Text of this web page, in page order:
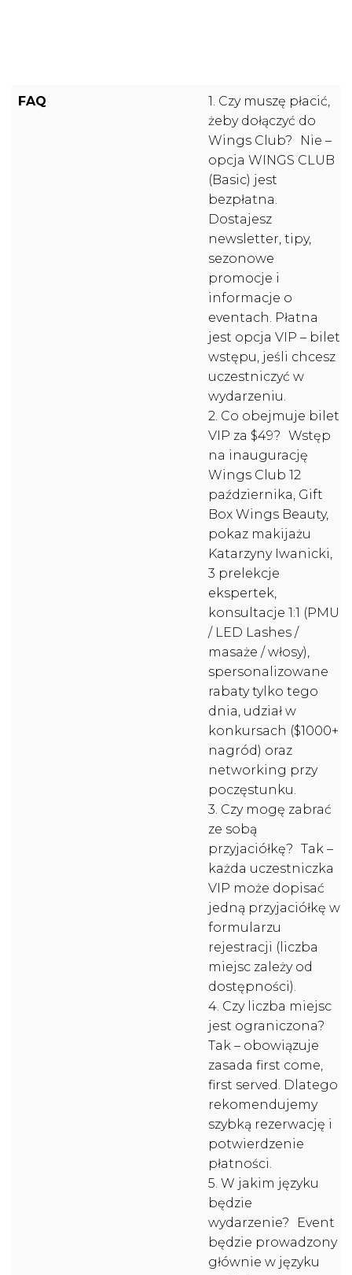
FAQ
1. Czy muszę płacić,
żeby dołączyć do
Wings Club? Nie –
opcja WINGS CLUB
(Basic) jest
bezpłatna.
Dostajesz
newsletter, tipy,
sezonowe
promocje i
informacje o
eventach. Płatna
jest opcja VIP – bilet
wstępu, jeśli chcesz
uczestniczyć w
wydarzeniu.
2. Co obejmuje bilet
VIP za $49? Wstęp
na inaugurację
Wings Club 12
października, Gift
Box Wings Beauty,
pokaz makijażu
Katarzyny Iwanicki,
3 prelekcje
ekspertek,
konsultacje 1:1 (PMU
/ LED Lashes /
masaże / włosy),
spersonalizowane
rabaty tylko tego
dnia, udział w
konkursach ($1000+
nagród) oraz
networking przy
poczęstunku.
3. Czy mogę zabrać
ze sobą
przyjaciółkę? Tak –
każda uczestniczka
VIP może dopisać
jedną przyjaciółkę w
formularzu
rejestracji (liczba
miejsc zależy od
dostępności).
4. Czy liczba miejsc
jest ograniczona?
Tak – obowiązuje
zasada first come,
first served. Dlatego
rekomendujemy
szybką rezerwację i
potwierdzenie
płatności.
5. W jakim języku
będzie
wydarzenie? Event
będzie prowadzony
głównie w języku